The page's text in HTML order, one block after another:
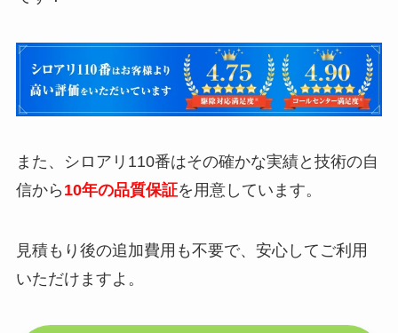
また、シロアリ110番はその確かな実績と技術の自
信から 10年の品質保証を用意しています。
見積もり後の追加費用も不要で、安心してご利用
いただけますよ。